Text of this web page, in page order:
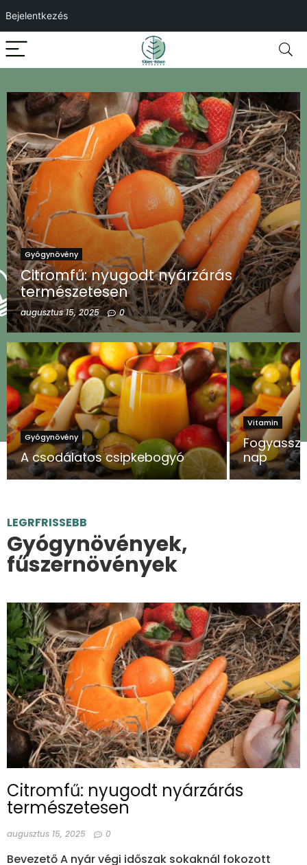
Bejelentkezés
Gyógynövény
Citromfű: nyugodt nyárzárás
természetesen
augusztus 15, 2025 0
Gyógynövény
A csodálatos csipkebogyó
Vitamin
nap
LEGRFRISSEBB
Gyógynövények,
fűszernövények
Citromfű: nyugodt nyárzárás
természetesen
augusztus 15, 2025 0
Bevezető A nyár végi időszak sokaknál fokozott